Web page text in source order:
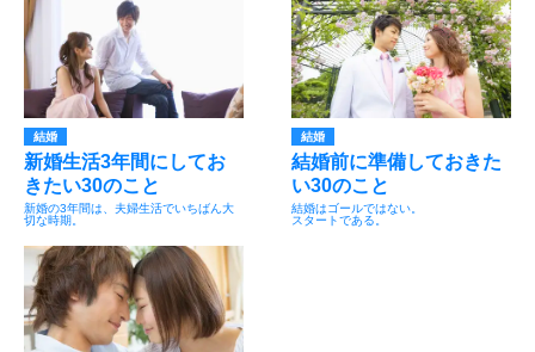
結婚
新婚生活3年間にしてお
きたい30のこと
新婚の3年間は、夫婦生活でいちばん大
切な時期。
結婚
結婚前に準備しておきた
い30のこと
結婚はゴールではない。
スタートである。